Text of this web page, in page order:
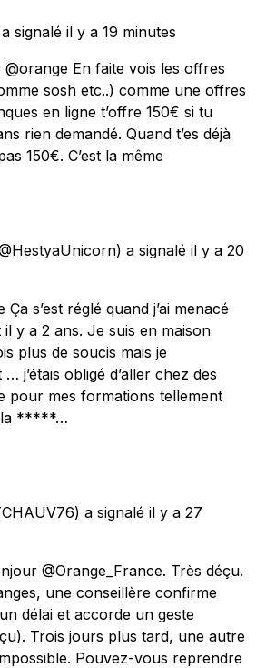
signalé il y a 19 minutes
En faite vois les offres
sosh etc..) comme une offres
en ligne t’offre 150€ si tu
rien demandé. Quand t’es déjà
150€. C’est la même
a signalé il y a 20
s’est réglé quand j’ai menacé
il y a 2 ans. Je suis en maison
plus de soucis mais je
j’étais obligé d’aller chez des
pour mes formations tellement
la *****…
a signalé il y a 27
@Orange_France. Très déçu.
une conseillère confirme
délai et accorde un geste
Trois jours plus tard, une autre
Pouvez-vous reprendre